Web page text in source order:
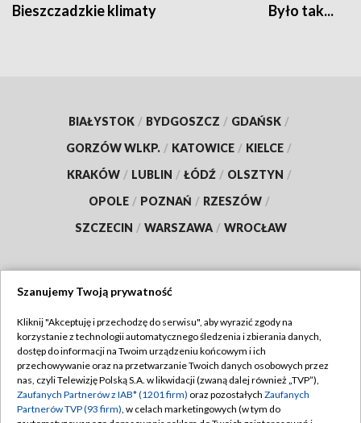
Bieszczadzkie klimaty Było tak...
BIAŁYSTOK / BYDGOSZCZ / GDAŃSK /
GORZÓW WLKP. / KATOWICE / KIELCE /
KRAKÓW / LUBLIN / ŁÓDŹ / OLSZTYN /
OPOLE / POZNAŃ / RZESZÓW /
SZCZECIN / WARSZAWA / WROCŁAW
TVP
Abonament TVP
Emisja w TVP
Centrum informacji TVP
Regulamin TVP
Polityka prywatności
Szanujemy Twoją prywatność
Kliknij "Akceptuję i przechodzę do serwisu", aby wyrazić zgody na
korzystanie z technologii automatycznego śledzenia i zbierania danych,
dostęp do informacji na Twoim urządzeniu końcowym i ich
przechowywanie oraz na przetwarzanie Twoich danych osobowych przez
nas, czyli Telewizję Polską S.A. w likwidacji (zwaną dalej również „TVP”),
Zaufanych Partnerów z IAB* (1201 firm) oraz pozostałych Zaufanych
Partnerów TVP (93 firm), w celach marketingowych (w tym do